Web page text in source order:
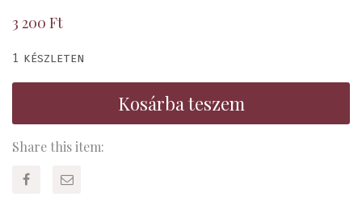
3 200 Ft
1 készleten
Kosárba teszem
Share this item: